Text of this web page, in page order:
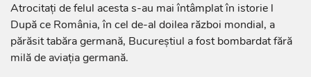
Atrocitaţi de felul acesta s-au mai întâmplat în istorie l
După ce România, în cel de-al doilea război mondial, a
părăsit tabăra germană, Bucureştiul a fost bombardat fără
milă de aviaţia germană.